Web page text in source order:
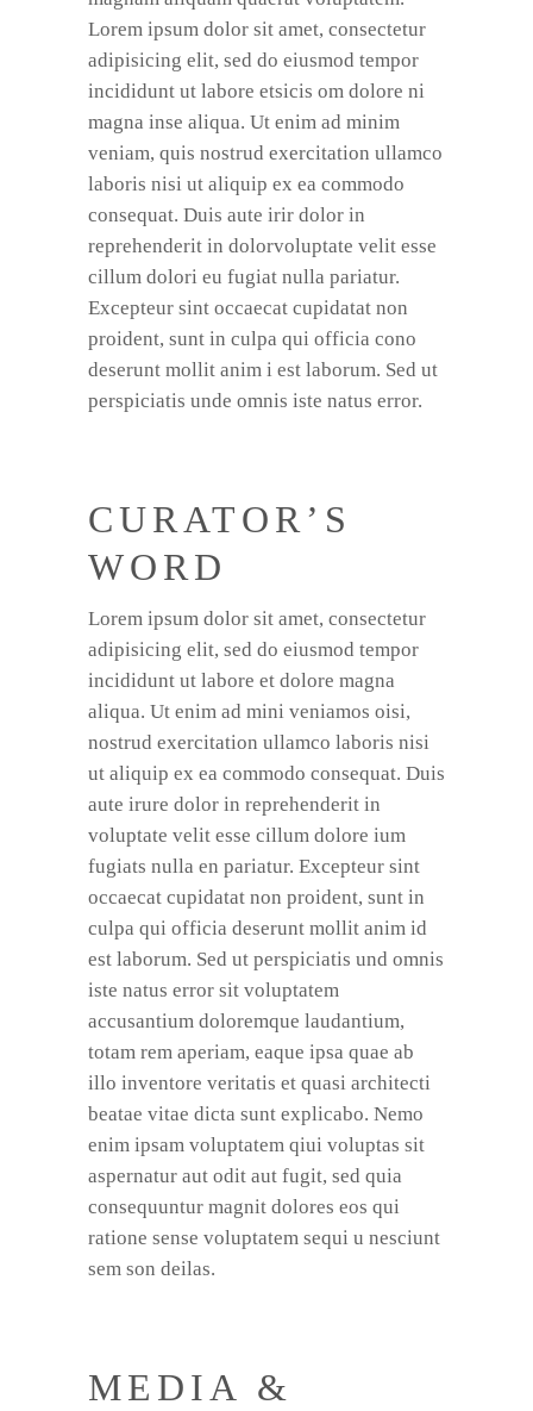
Lorem ipsum dolor sit amet, consectetur
adipisicing elit, sed do eiusmod tempor
incididunt ut labore etsicis om dolore ni
magna inse aliqua. Ut enim ad minim
veniam, quis nostrud exercitation ullamco
laboris nisi ut aliquip ex ea commodo
consequat. Duis aute irir dolor in
reprehenderit in dolorvoluptate velit esse
cillum dolori eu fugiat nulla pariatur.
Excepteur sint occaecat cupidatat non
proident, sunt in culpa qui officia cono
deserunt mollit anim i est laborum. Sed ut
perspiciatis unde omnis iste natus error.
CURATOR’S
WORD
Lorem ipsum dolor sit amet, consectetur
adipisicing elit, sed do eiusmod tempor
incididunt ut labore et dolore magna
aliqua. Ut enim ad mini veniamos oisi,
nostrud exercitation ullamco laboris nisi
ut aliquip ex ea commodo consequat. Duis
aute irure dolor in reprehenderit in
voluptate velit esse cillum dolore ium
fugiats nulla en pariatur. Excepteur sint
occaecat cupidatat non proident, sunt in
culpa qui officia deserunt mollit anim id
est laborum. Sed ut perspiciatis und omnis
iste natus error sit voluptatem
accusantium doloremque laudantium,
totam rem aperiam, eaque ipsa quae ab
illo inventore veritatis et quasi architecti
beatae vitae dicta sunt explicabo. Nemo
enim ipsam voluptatem qiui voluptas sit
aspernatur aut odit aut fugit, sed quia
consequuntur magnit dolores eos qui
ratione sense voluptatem sequi u nesciunt
sem son deilas.
MEDIA &